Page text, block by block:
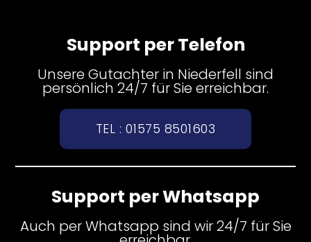
Support per Telefon
Unsere Gutachter in Niederfell sind
persönlich 24/7 für Sie erreichbar.
TEL : 01575 8501603
Support per Whatsapp
Auch per Whatsapp sind wir 24/7 für Sie